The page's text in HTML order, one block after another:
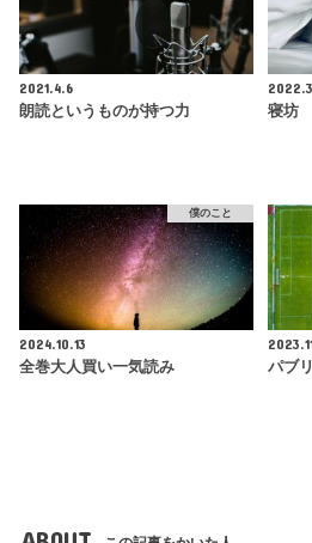
2021.4.6
朗読というものが持つ力
寝坊
僕のこと
2024.10.13
全巻大人買い一気読み
パブ